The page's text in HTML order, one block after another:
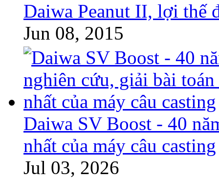
Daiwa Peanut II, lợi thế
Jun 08, 2015
Daiwa SV Boost - 40
nhất của máy câu casting
Jul 03, 2026